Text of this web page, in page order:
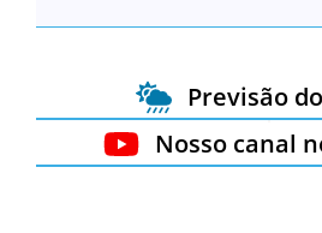
Previsão
Nosso canal